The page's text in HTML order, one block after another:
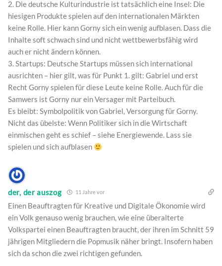
2. Die deutsche Kulturindustrie ist tatsächlich eine Insel: Die
hiesigen Produkte spielen auf den internationalen Märkten
keine Rolle. Hier kann Gorny sich ein wenig aufblasen. Dass die
Inhalte soft schwach sind und nicht wettbewerbsfähig wird
auch er nicht ändern können.
3. Startups: Deutsche Startups müssen sich international
ausrichten – hier gilt, was für Punkt 1. gilt: Gabriel und erst
Recht Gorny spielen für diese Leute keine Rolle. Auch für die
Samwers ist Gorny nur ein Versager mit Parteibuch.
Es bleibt: Symbolpolitik von Gabriel, Versorgung für Gorny.
Nicht das übelste: Wenn Politiker sich in die Wirtschaft
einmischen geht es schief – siehe Energiewende. Lass sie
spielen und sich aufblasen
der, der auszog 11 Jahre vor
Einen Beauftragten für Kreative und Digitale Ökonomie wird
ein Volk genauso wenig brauchen, wie eine überalterte
Volkspartei einen Beauftragten braucht, der ihren im Schnitt 59
jährigen Mitgliedern die Popmusik näher bringt. Insofern haben
sich da schon die zwei richtigen gefunden.